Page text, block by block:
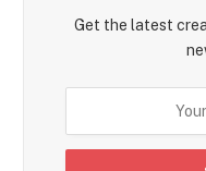
Get the latest